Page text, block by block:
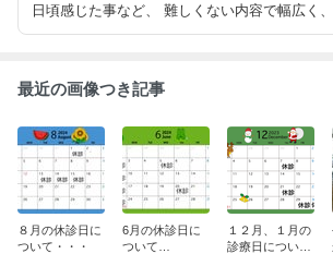
日頃感じた事など、 難しくない内容で幅広く
最近の画像つき記事
８月の休診日に
ついて・・・
6月の休診日に
ついて…
１２月、１月の
診療日につい